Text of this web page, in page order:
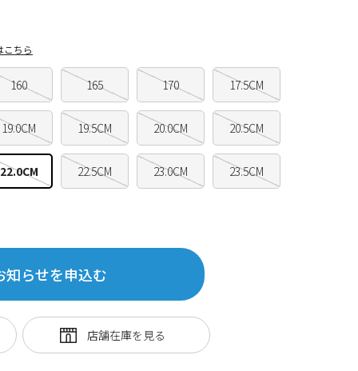
160 165 170 17.5CM
19.0CM 19.5CM 20.0CM 20.5CM
22.0CM 22.5CM 23.0CM 23.5CM
こちら
知らせを申込む